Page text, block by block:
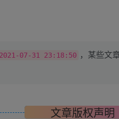
2021-07-31 23:18:50 ，某些文
文章版权声明